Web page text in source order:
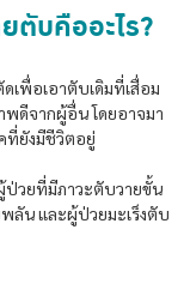
ตับคืออะไร?
เพื่อเอาตับเดิมที่เสื่อม
ดีจากผู้อื่น โดยอาจมา
ที่ยังมีชีวิตอยู่
วยที่มีภาวะตับวายขั้น
ลัน และผู้ป่วยมะเร็งตับ